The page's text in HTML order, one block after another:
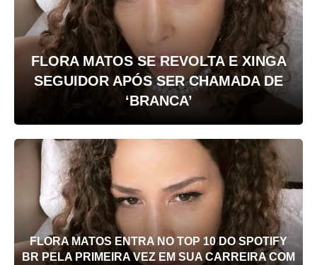
FLORA MATOS SE REVOLTA E XINGA
SEGUIDOR APÓS SER CHAMADA DE
‘BRANCA’
FLORA MATOS ENTRA NO TOP 10 DO SPOTIFY
BR PELA PRIMEIRA VEZ EM SUA CARREIRA COM